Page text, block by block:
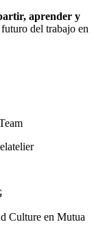
aprender y
del trabajo en
Culture en Mutua